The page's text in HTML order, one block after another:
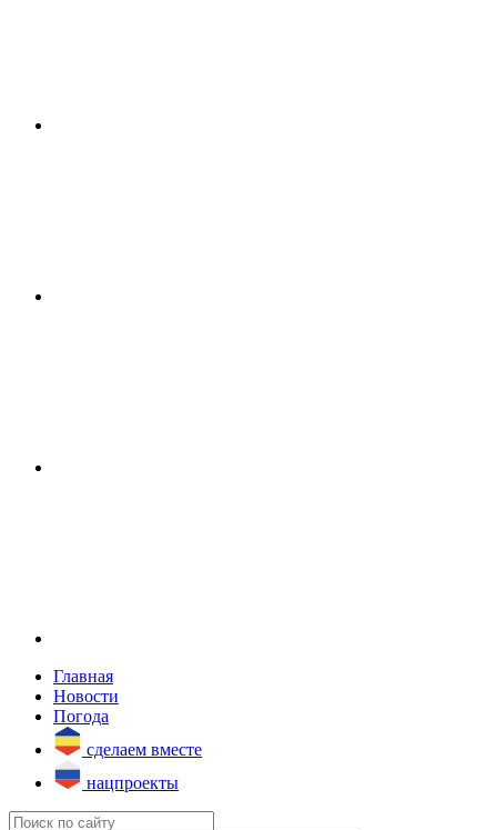
Главная
Новости
Погода
сделаем вместе
нацпроекты